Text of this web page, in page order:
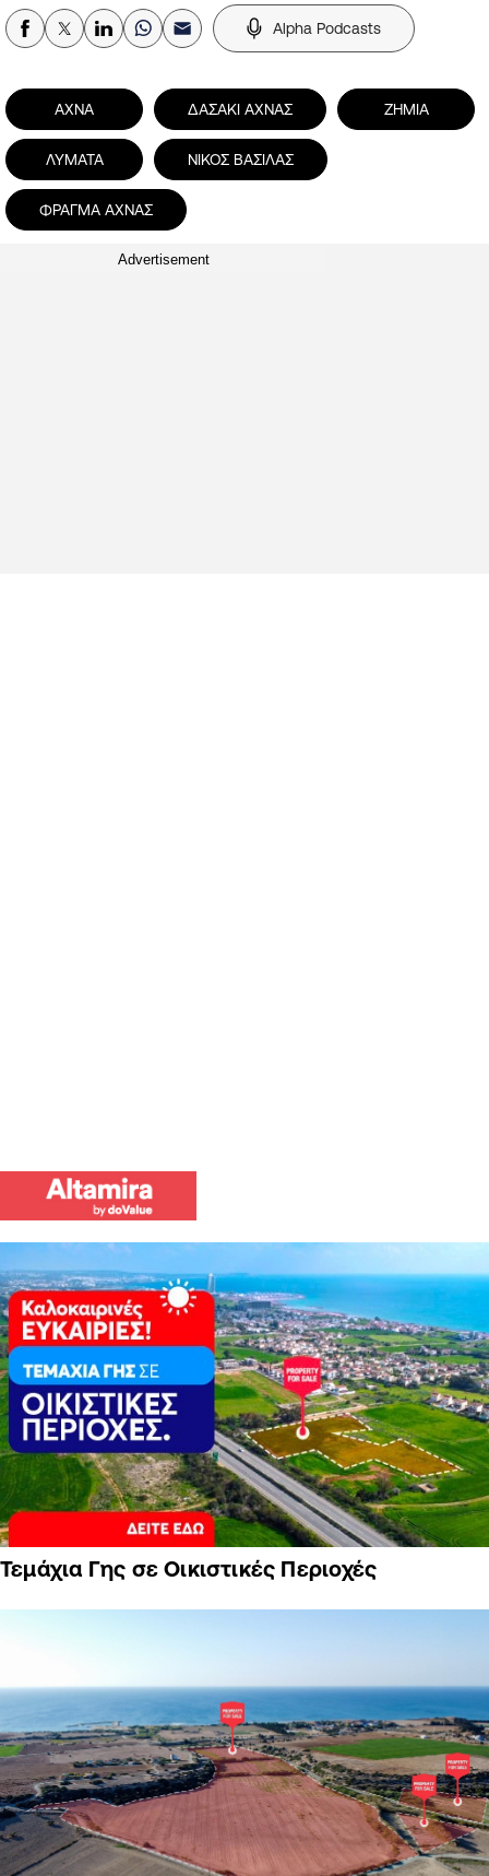
Alpha Podcasts
ΑΧΝΑ ΔΑΣΑΚΙ ΑΧΝΑΣ ΖΗΜΙΑ
ΛΥΜΑΤΑ ΝΙΚΟΣ ΒΑΣΙΛΑΣ
ΦΡΑΓΜΑ ΑΧΝΑΣ
Advertisement
Τεμάχια Γης σε Οικιστικές Περιοχές